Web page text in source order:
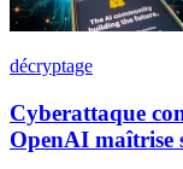
décryptage
Cyberattaque
OpenAI maîtrise